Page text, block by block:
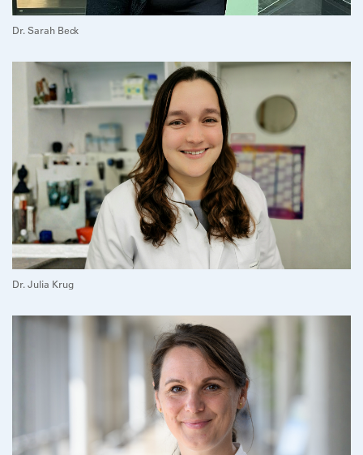
Dr. Sarah Beck
Dr. Julia Krug